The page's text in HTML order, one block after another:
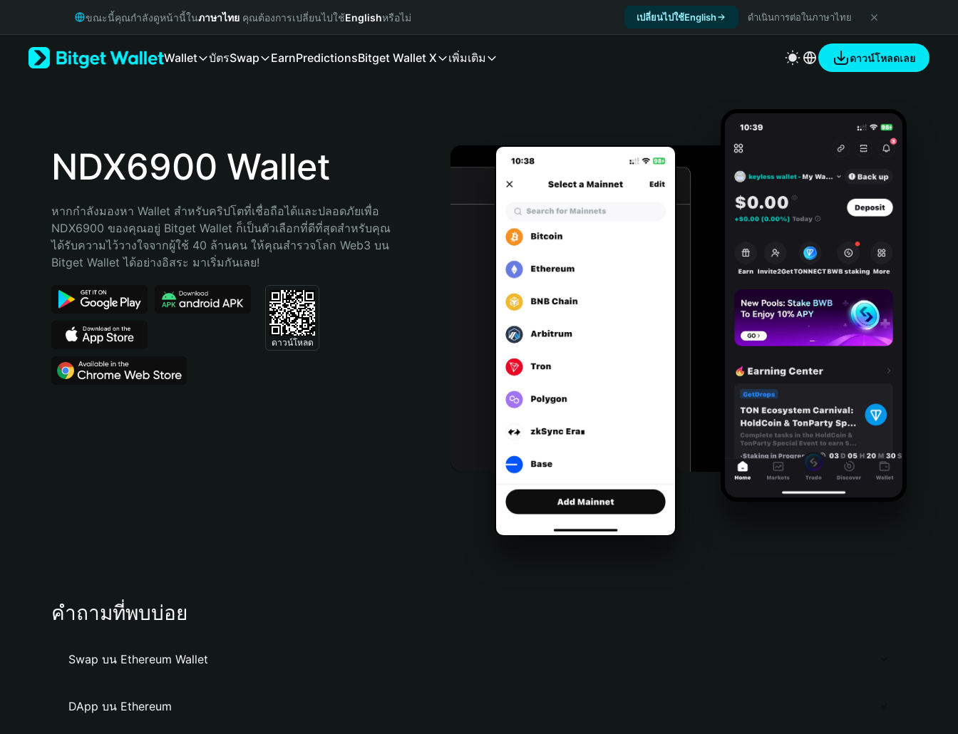
Русский
Bahasa Indonesia
Português (Brasil)
ขณะนี้คุณกำลังดูหน้านี้ในภาษาไทย คุณต้องการเปลี่ยนไปใช้Englishหรือไม่ เปลี่ยนไปใช้English ดำเนินการต่อในภาษาไทย
Wallet บัตรSwap EarnPredictionsBitget Wallet X เพิ่มเติม ดาวน์โหลดเลย
NDX6900 Wallet
หากกำลังมองหา Wallet สำหรับคริปโตที่เชื่อถือได้และปลอดภัยเพื่อ
NDX6900 ของคุณอยู่ Bitget Wallet ก็เป็นตัวเลือกที่ดีที่สุดสำหรับคุณ
ได้รับความไว้วางใจจากผู้ใช้ 40 ล้านคน ให้คุณสำรวจโลก Web3 บน
Bitget Wallet ได้อย่างอิสระ มาเริ่มกันเลย!
ดาวน์โหลด
คำถามที่พบบ่อย
Swap บน Ethereum Wallet
DApp บน Ethereum